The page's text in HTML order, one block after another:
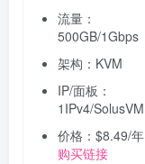
流量：
500GB/1Gbps
架构：KVM
IP/面板：
1IPv4/SolusVM
价格：$8.49/年
购买链接